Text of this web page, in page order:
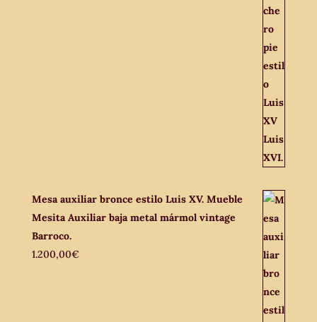
Mesa auxiliar bronce estilo Luis XV. Mueble
Mesita Auxiliar baja metal mármol vintage
Barroco.
1.200,00€